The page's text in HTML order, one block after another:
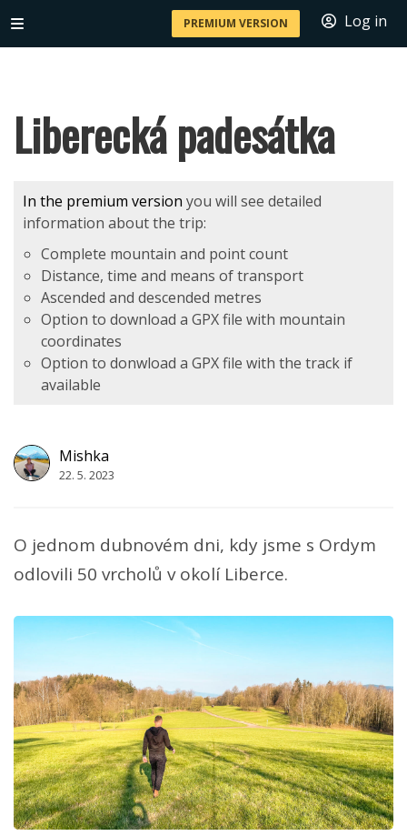
PREMIUM VERSION Log in
Liberecká padesátka
Mishka
22. 5. 2023
O jednom dubnovém dni, kdy jsme s Ordym
odlovili 50 vrcholů v okolí Liberce.
In the premium version you will see detailed
information about the trip:
Complete mountain and point count
Distance, time and means of transport
Ascended and descended metres
Option to download a GPX file with mountain
coordinates
Option to donwload a GPX file with the track if
available